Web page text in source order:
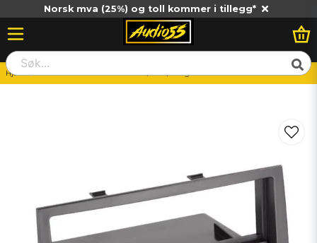
Norsk mva (25%) og toll kommer i tillegg*
Hjem ACV 2-DIN Facia Plate Citroen / Fiat / Peogeot